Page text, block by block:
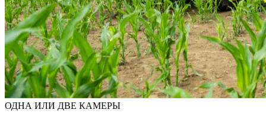
ОДНА ИЛИ ДВЕ КАМЕРЫ